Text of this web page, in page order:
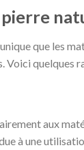
que les
Voici quelques
aux
à une